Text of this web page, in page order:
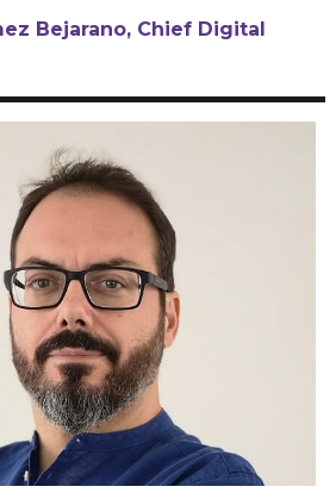
Bejarano, Chief Digital